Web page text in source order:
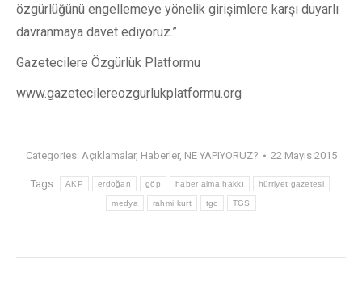
özgürlüğünü engellemeye yönelik girişimlere karşı duyarlı
davranmaya davet ediyoruz.”
Gazetecilere Özgürlük Platformu
www.gazetecilereozgurlukplatformu.org
Categories: Açıklamalar, Haberler, NE YAPIYORUZ? 22 Mayıs 2015
Tags: AKP erdoğan göp haber alma hakkı hürriyet gazetesi
medya rahmi kurt tgc TGS